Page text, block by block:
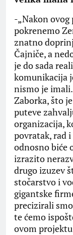
-„Nakon ovog
pokrenemo
znatno
Čajniče, a
je do sada
komunikacija
nismo je
Zaborka, što
puteve
organizacija,
povratak, rad
odnosno biće
izrazito
drugo izuzev
stočarstvo i
gigantske
precizirali
te ćemo
ovom